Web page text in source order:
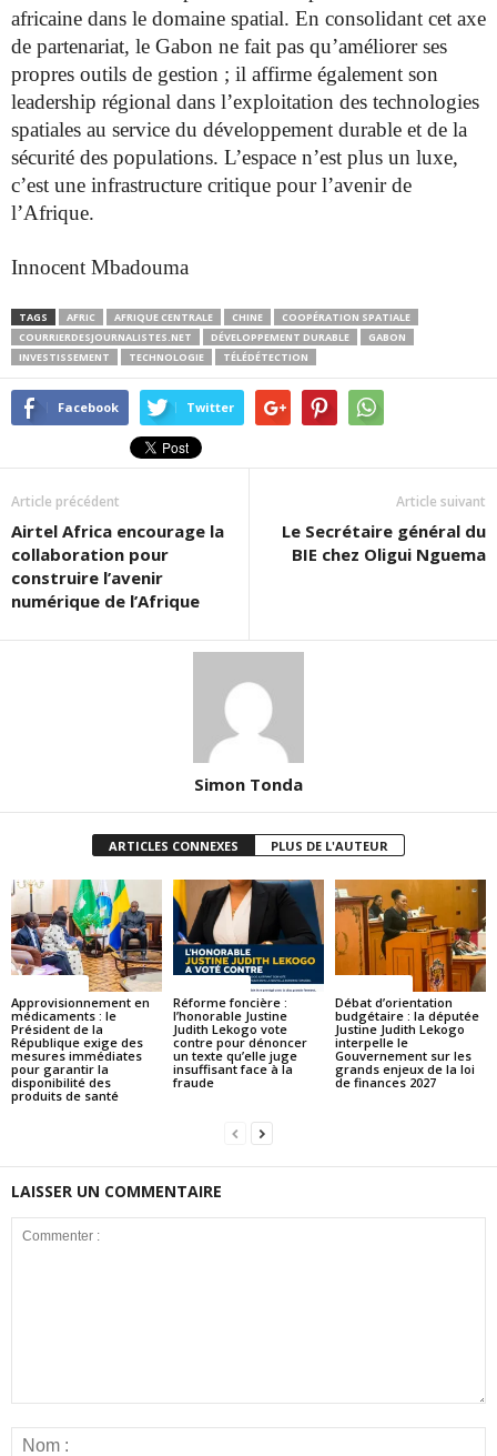
africaine dans le domaine spatial. En consolidant cet axe
de partenariat, le Gabon ne fait pas qu’améliorer ses
propres outils de gestion ; il affirme également son
leadership régional dans l’exploitation des technologies
spatiales au service du développement durable et de la
sécurité des populations. L’espace n’est plus un luxe,
c’est une infrastructure critique pour l’avenir de
l’Afrique.
Innocent Mbadouma
TAGS AFRIC AFRIQUE CENTRALE CHINE
COOPÉRATION SPATIALE
COURRIERDESJOURNALISTES.NET
DÉVELOPPEMENT DURABLE
GABON
INVESTISSEMENT
TECHNOLOGIE TÉLÉDÉTECTION
Facebook Twitter
Article précédent
Airtel Africa encourage la
collaboration pour
construire l’avenir
numérique de l’Afrique
Article suivant
Le Secrétaire général du
BIE chez Oligui Nguema
Simon Tonda
ARTICLES CONNEXES PLUS DE L'AUTEUR
Approvisionnement en
médicaments : le
Président de la
République exige des
mesures immédiates
pour garantir la
disponibilité des
produits de santé
Réforme foncière :
l’honorable Justine
Judith Lekogo vote
contre pour dénoncer
un texte qu’elle juge
insuffisant face à la
fraude
Débat d’orientation
budgétaire : la députée
Justine Judith Lekogo
interpelle le
Gouvernement sur les
grands enjeux de la loi
de finances 2027
LAISSER UN COMMENTAIRE